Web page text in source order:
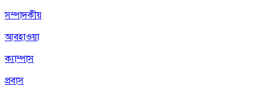
সম্পাদকীয়
আবহাওয়া
ক্যাম্পাস
প্রবাস